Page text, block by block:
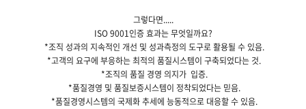
그렇다면.....
ISO 9001인증 효과는 무엇일까요?
*조직 성과의 지속적인 개선 및 성과측정의 도구로 활용될 수 있음.
*고객의 요구에 부응하는 최적의 품질시스템이 구축되었다는 것.
*조직의 품질 경영 의지가 입증.
*품질경영 및 품질보증시스템이 정착되었다는 믿음.
*품질경영시스템의 국제화 추세에 능동적으로 대응할 수 있음.